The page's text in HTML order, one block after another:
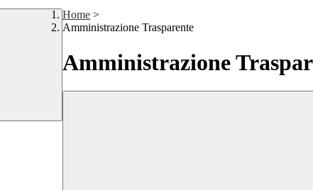
Home >
Amministrazione Trasparente
Amministrazione